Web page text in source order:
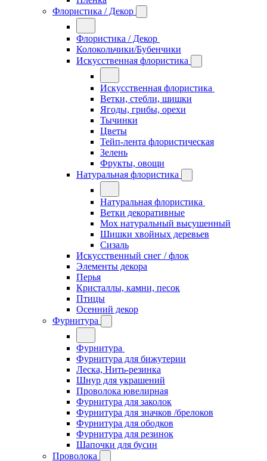
Флористика / Декор
Флористика / Декор
Колокольчики/Бубенчики
Искусственная флористика
Искусственная флористика
Ветки, стебли, шишки
Ягоды, грибы, орехи
Тычинки
Цветы
Тейп-лента флористическая
Зелень
Фрукты, овощи
Натуральная флористика
Натуральная флористика
Ветки декоративные
Мох натуральный высушенный
Шишки хвойных деревьев
Сизаль
Искусственный снег / флок
Элементы декора
Перья
Кристаллы, камни, песок
Птицы
Осенний декор
Фурнитура
Фурнитура
Фурнитура для бижутерии
Леска, Нить-резинка
Шнур для украшений
Проволока ювелирная
Фурнитура для заколок
Фурнитура для значков /брелоков
Фурнитура для ободков
Фурнитура для резинок
Шапочки для бусин
Проволока